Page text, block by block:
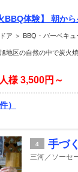
BBQ体験】 朝か
ア ＞ BBQ・バーベキュ
地区の自然の中で炭火
様 3,500円～
）
4 手づ
三河／ソーセ